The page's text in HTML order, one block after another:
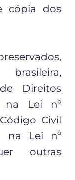
cópia dos
Direitos
na Lei nº
Civil
na Lei nº
outras